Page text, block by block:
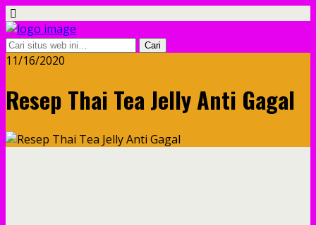
11/16/2020
Resep Thai Tea Jelly Anti Gagal